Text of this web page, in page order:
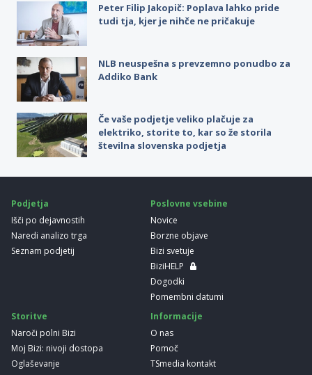
Peter Filip Jakopič: Poplava lahko pride
tudi tja, kjer je nihče ne pričakuje
NLB neuspešna s prevzemno ponudbo za
Addiko Bank
Če vaše podjetje veliko plačuje za
elektriko, storite to, kar so že storila
številna slovenska podjetja
Podjetja
Išči po dejavnostih
Naredi analizo trga
Seznam podjetij
Poslovne vsebine
Novice
Borzne objave
Bizi svetuje
BiziHELP
Dogodki
Pomembni datumi
Storitve
Naroči polni Bizi
Moj Bizi: nivoji dostopa
Oglaševanje
Informacije
O nas
Pomoč
TSmedia kontakt